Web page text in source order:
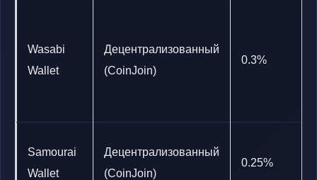
Wasabi
Wallet
Децентрализованный
(CoinJoin)
0.3%
Samourai
Wallet
Децентрализованный
(CoinJoin)
0.25%